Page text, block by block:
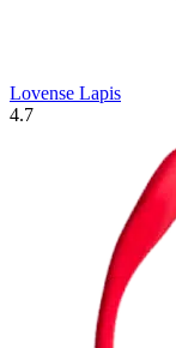
Lovense Lapis
4.7